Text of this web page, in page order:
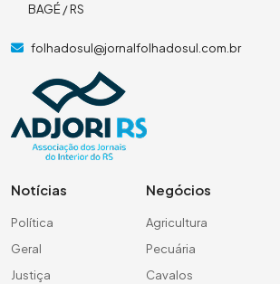
BAGÉ / RS
folhadosul@jornalfolhadosul.com.br
Notícias
Política
Geral
Justiça
Negócios
Agricultura
Pecuária
Cavalos